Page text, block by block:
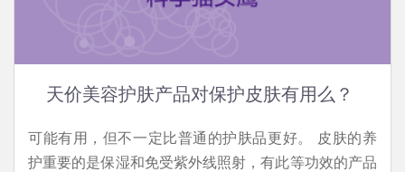
天价美容护肤产品对保护皮肤有用么？
可能有用，但不一定比普通的护肤品更好。 皮肤的养
护重要的是保湿和免受紫外线照射，有此等功效的产品